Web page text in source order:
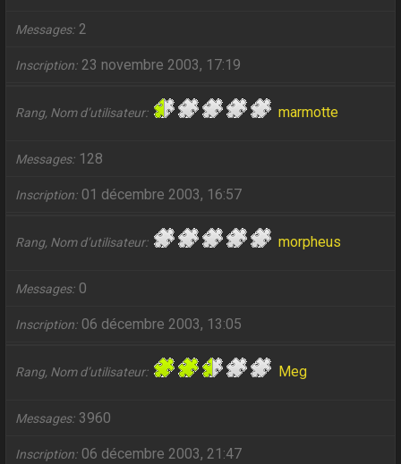
Messages 2
Inscription 23 novembre 2003, 17:19
Rang, Nom d’utilisateur marmotte
Messages 128
Inscription 01 décembre 2003, 16:57
Rang, Nom d’utilisateur morpheus
Messages 0
Inscription 06 décembre 2003, 13:05
Rang, Nom d’utilisateur Meg
Messages 3960
Inscription 06 décembre 2003, 21:47